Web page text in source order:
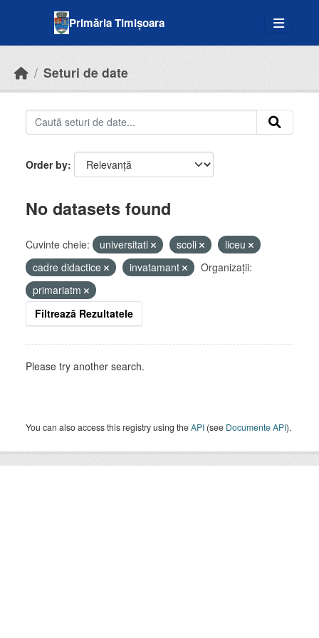
Primăria Timișoara
Seturi de date
Order by
No datasets found
Cuvinte cheie: universitati scoli
liceu
cadre didactice
invatamant
Organizații:
primariatm
Filtrează Rezultatele
Please try another search.
You can also access this registry using theAPI (see Documente API).